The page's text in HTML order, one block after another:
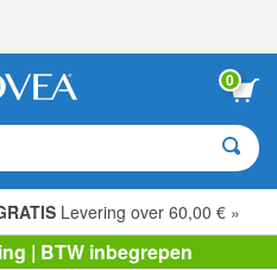
0
Levering over 60,00 € »
| BTW inbegrepen